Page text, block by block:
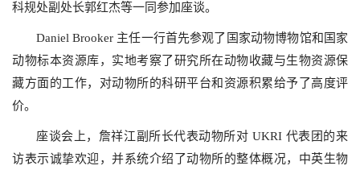
科规处副处长郭红杰等一同参加座谈。
Daniel Brooker 主任一行首先参观了国家动物博物馆和国家
动物标本资源库，实地考察了研究所在动物收藏与生物资源保
藏方面的工作，对动物所的科研平台和资源积累给予了高度评
价。
座谈会上，詹祥江副所长代表动物所对 UKRI 代表团的来
访表示诚挚欢迎，并系统介绍了动物所的整体概况，中英生物